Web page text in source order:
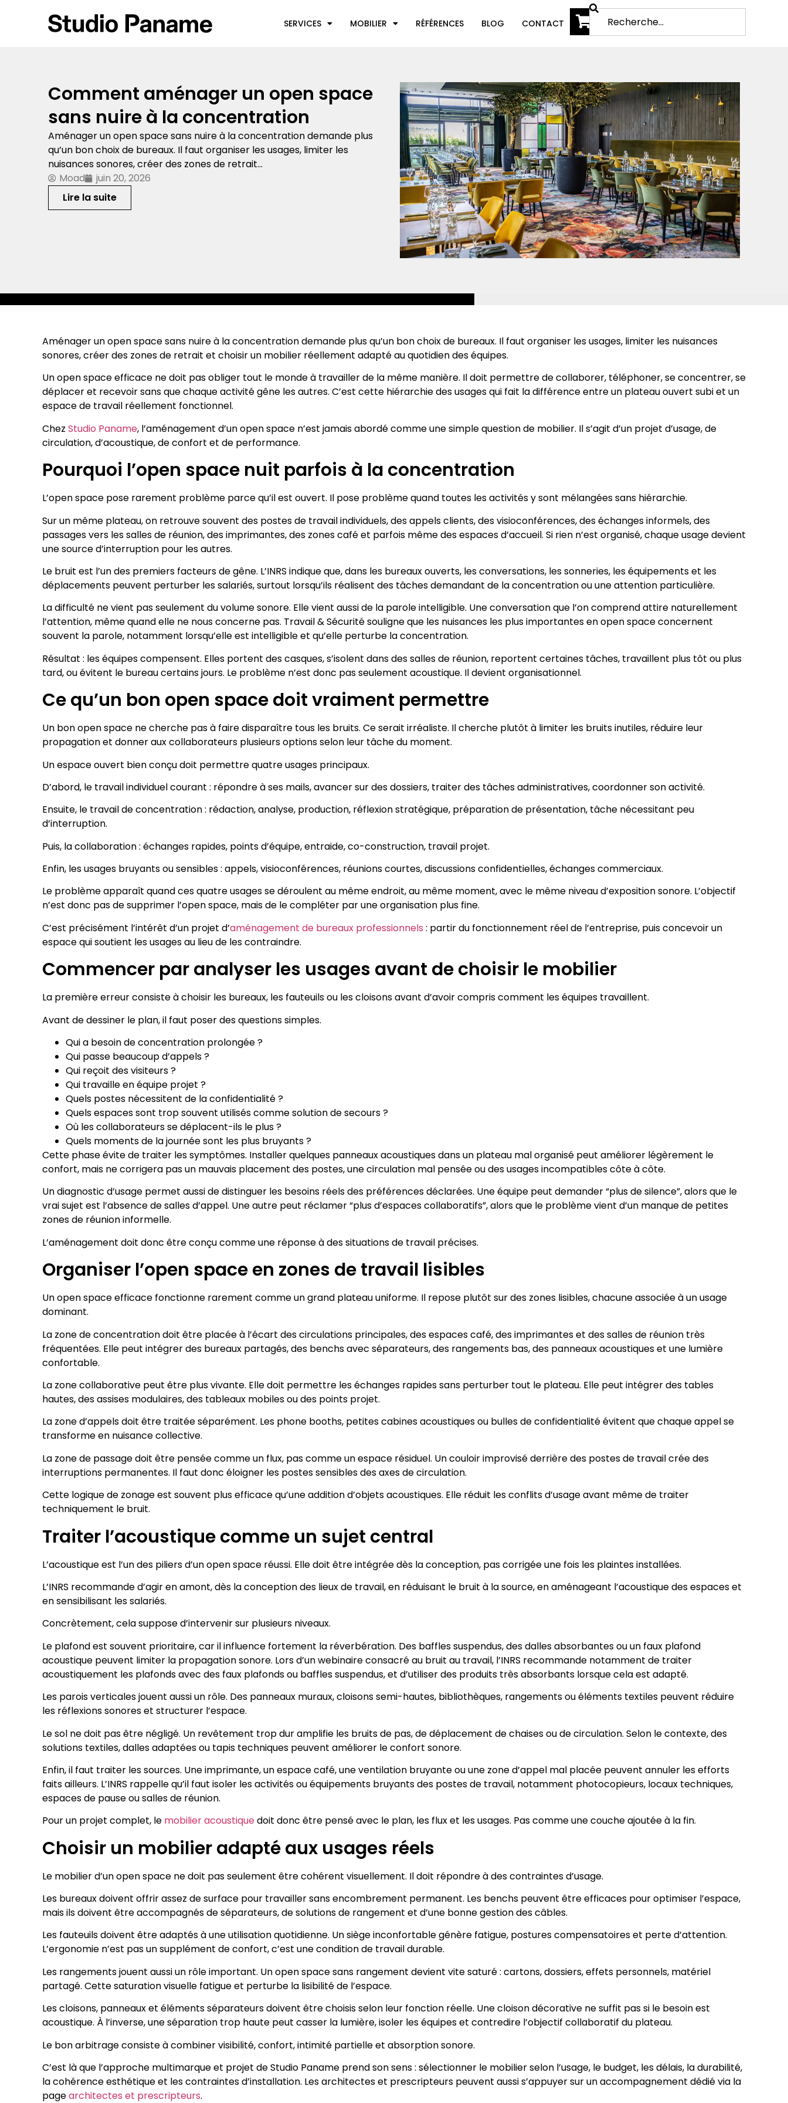
SERVICES MOBILIER RÉFÉRENCES BLOG CONTACT
Comment aménager un open space
sans nuire à la concentration
Aménager un open space sans nuire à la concentration demande plus
qu’un bon choix de bureaux. Il faut organiser les usages, limiter les
nuisances sonores, créer des zones de retrait…
Moad
juin 20, 2026
Lire la suite
Aménager un open space sans nuire à la concentration demande plus qu’un bon choix de bureaux. Il faut organiser les usages, limiter les nuisances
sonores, créer des zones de retrait et choisir un mobilier réellement adapté au quotidien des équipes.
Un open space efficace ne doit pas obliger tout le monde à travailler de la même manière. Il doit permettre de collaborer, téléphoner, se concentrer, se
déplacer et recevoir sans que chaque activité gêne les autres. C’est cette hiérarchie des usages qui fait la différence entre un plateau ouvert subi et un
espace de travail réellement fonctionnel.
Chez Studio Paname, l’aménagement d’un open space n’est jamais abordé comme une simple question de mobilier. Il s’agit d’un projet d’usage, de
circulation, d’acoustique, de confort et de performance.
Pourquoi l’open space nuit parfois à la concentration
L’open space pose rarement problème parce qu’il est ouvert. Il pose problème quand toutes les activités y sont mélangées sans hiérarchie.
Sur un même plateau, on retrouve souvent des postes de travail individuels, des appels clients, des visioconférences, des échanges informels, des
passages vers les salles de réunion, des imprimantes, des zones café et parfois même des espaces d’accueil. Si rien n’est organisé, chaque usage devient
une source d’interruption pour les autres.
Le bruit est l’un des premiers facteurs de gêne. L’INRS indique que, dans les bureaux ouverts, les conversations, les sonneries, les équipements et les
déplacements peuvent perturber les salariés, surtout lorsqu’ils réalisent des tâches demandant de la concentration ou une attention particulière.
La difficulté ne vient pas seulement du volume sonore. Elle vient aussi de la parole intelligible. Une conversation que l’on comprend attire naturellement
l’attention, même quand elle ne nous concerne pas. Travail & Sécurité souligne que les nuisances les plus importantes en open space concernent
souvent la parole, notamment lorsqu’elle est intelligible et qu’elle perturbe la concentration.
Résultat : les équipes compensent. Elles portent des casques, s’isolent dans des salles de réunion, reportent certaines tâches, travaillent plus tôt ou plus
tard, ou évitent le bureau certains jours. Le problème n’est donc pas seulement acoustique. Il devient organisationnel.
Ce qu’un bon open space doit vraiment permettre
Un bon open space ne cherche pas à faire disparaître tous les bruits. Ce serait irréaliste. Il cherche plutôt à limiter les bruits inutiles, réduire leur
propagation et donner aux collaborateurs plusieurs options selon leur tâche du moment.
Un espace ouvert bien conçu doit permettre quatre usages principaux.
D’abord, le travail individuel courant : répondre à ses mails, avancer sur des dossiers, traiter des tâches administratives, coordonner son activité.
Ensuite, le travail de concentration : rédaction, analyse, production, réflexion stratégique, préparation de présentation, tâche nécessitant peu
d’interruption.
Puis, la collaboration : échanges rapides, points d’équipe, entraide, co-construction, travail projet.
Enfin, les usages bruyants ou sensibles : appels, visioconférences, réunions courtes, discussions confidentielles, échanges commerciaux.
Le problème apparaît quand ces quatre usages se déroulent au même endroit, au même moment, avec le même niveau d’exposition sonore. L’objectif
n’est donc pas de supprimer l’open space, mais de le compléter par une organisation plus fine.
C’est précisément l’intérêt d’un projet d’aménagement de bureaux professionnels : partir du fonctionnement réel de l’entreprise, puis concevoir un
espace qui soutient les usages au lieu de les contraindre.
Commencer par analyser les usages avant de choisir le mobilier
La première erreur consiste à choisir les bureaux, les fauteuils ou les cloisons avant d’avoir compris comment les équipes travaillent.
Avant de dessiner le plan, il faut poser des questions simples.
Qui a besoin de concentration prolongée ?
Qui passe beaucoup d’appels ?
Qui reçoit des visiteurs ?
Qui travaille en équipe projet ?
Quels postes nécessitent de la confidentialité ?
Quels espaces sont trop souvent utilisés comme solution de secours ?
Où les collaborateurs se déplacent-ils le plus ?
Quels moments de la journée sont les plus bruyants ?
Cette phase évite de traiter les symptômes. Installer quelques panneaux acoustiques dans un plateau mal organisé peut améliorer légèrement le
confort, mais ne corrigera pas un mauvais placement des postes, une circulation mal pensée ou des usages incompatibles côte à côte.
Un diagnostic d’usage permet aussi de distinguer les besoins réels des préférences déclarées. Une équipe peut demander “plus de silence”, alors que le
vrai sujet est l’absence de salles d’appel. Une autre peut réclamer “plus d’espaces collaboratifs”, alors que le problème vient d’un manque de petites
zones de réunion informelle.
L’aménagement doit donc être conçu comme une réponse à des situations de travail précises.
Organiser l’open space en zones de travail lisibles
Un open space efficace fonctionne rarement comme un grand plateau uniforme. Il repose plutôt sur des zones lisibles, chacune associée à un usage
dominant.
La zone de concentration doit être placée à l’écart des circulations principales, des espaces café, des imprimantes et des salles de réunion très
fréquentées. Elle peut intégrer des bureaux partagés, des benchs avec séparateurs, des rangements bas, des panneaux acoustiques et une lumière
confortable.
La zone collaborative peut être plus vivante. Elle doit permettre les échanges rapides sans perturber tout le plateau. Elle peut intégrer des tables
hautes, des assises modulaires, des tableaux mobiles ou des points projet.
La zone d’appels doit être traitée séparément. Les phone booths, petites cabines acoustiques ou bulles de confidentialité évitent que chaque appel se
transforme en nuisance collective.
La zone de passage doit être pensée comme un flux, pas comme un espace résiduel. Un couloir improvisé derrière des postes de travail crée des
interruptions permanentes. Il faut donc éloigner les postes sensibles des axes de circulation.
Cette logique de zonage est souvent plus efficace qu’une addition d’objets acoustiques. Elle réduit les conflits d’usage avant même de traiter
techniquement le bruit.
Traiter l’acoustique comme un sujet central
L’acoustique est l’un des piliers d’un open space réussi. Elle doit être intégrée dès la conception, pas corrigée une fois les plaintes installées.
L’INRS recommande d’agir en amont, dès la conception des lieux de travail, en réduisant le bruit à la source, en aménageant l’acoustique des espaces et
en sensibilisant les salariés.
Concrètement, cela suppose d’intervenir sur plusieurs niveaux.
Le plafond est souvent prioritaire, car il influence fortement la réverbération. Des baffles suspendus, des dalles absorbantes ou un faux plafond
acoustique peuvent limiter la propagation sonore. Lors d’un webinaire consacré au bruit au travail, l’INRS recommande notamment de traiter
acoustiquement les plafonds avec des faux plafonds ou baffles suspendus, et d’utiliser des produits très absorbants lorsque cela est adapté.
Les parois verticales jouent aussi un rôle. Des panneaux muraux, cloisons semi-hautes, bibliothèques, rangements ou éléments textiles peuvent réduire
les réflexions sonores et structurer l’espace.
Le sol ne doit pas être négligé. Un revêtement trop dur amplifie les bruits de pas, de déplacement de chaises ou de circulation. Selon le contexte, des
solutions textiles, dalles adaptées ou tapis techniques peuvent améliorer le confort sonore.
Enfin, il faut traiter les sources. Une imprimante, un espace café, une ventilation bruyante ou une zone d’appel mal placée peuvent annuler les efforts
faits ailleurs. L’INRS rappelle qu’il faut isoler les activités ou équipements bruyants des postes de travail, notamment photocopieurs, locaux techniques,
espaces de pause ou salles de réunion.
Pour un projet complet, le mobilier acoustiquedoit donc être pensé avec le plan, les flux et les usages. Pas comme une couche ajoutée à la fin.
Choisir un mobilier adapté aux usages réels
Le mobilier d’un open space ne doit pas seulement être cohérent visuellement. Il doit répondre à des contraintes d’usage.
Les bureaux doivent offrir assez de surface pour travailler sans encombrement permanent. Les benchs peuvent être efficaces pour optimiser l’espace,
mais ils doivent être accompagnés de séparateurs, de solutions de rangement et d’une bonne gestion des câbles.
Les fauteuils doivent être adaptés à une utilisation quotidienne. Un siège inconfortable génère fatigue, postures compensatoires et perte d’attention.
L’ergonomie n’est pas un supplément de confort, c’est une condition de travail durable.
Les rangements jouent aussi un rôle important. Un open space sans rangement devient vite saturé : cartons, dossiers, effets personnels, matériel
partagé. Cette saturation visuelle fatigue et perturbe la lisibilité de l’espace.
Les cloisons, panneaux et éléments séparateurs doivent être choisis selon leur fonction réelle. Une cloison décorative ne suffit pas si le besoin est
acoustique. À l’inverse, une séparation trop haute peut casser la lumière, isoler les équipes et contredire l’objectif collaboratif du plateau.
Le bon arbitrage consiste à combiner visibilité, confort, intimité partielle et absorption sonore.
C’est là que l’approche multimarque et projet de Studio Paname prend son sens : sélectionner le mobilier selon l’usage, le budget, les délais, la durabilité,
la cohérence esthétique et les contraintes d’installation. Les architectes et prescripteurs peuvent aussi s’appuyer sur un accompagnement dédié via la
pagearchitectes et prescripteurs.